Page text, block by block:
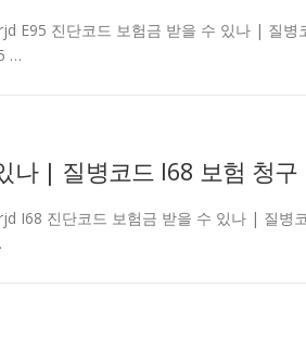
E95 진단코드 보험금 받을 수 있나 | 질
…
나 | 질병코드 I68 보험 청구
I68 진단코드 보험금 받을 수 있나 | 질병